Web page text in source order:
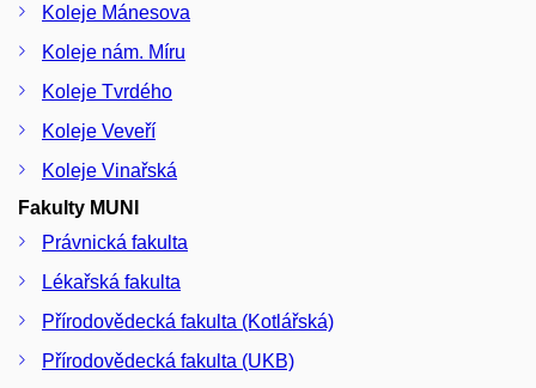
Koleje Mánesova
Koleje nám. Míru
Koleje Tvrdého
Koleje Veveří
Koleje Vinařská
Fakulty MUNI
Právnická fakulta
Lékařská fakulta
Přírodovědecká fakulta (Kotlářská)
Přírodovědecká fakulta (UKB)